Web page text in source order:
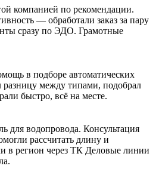
компанией по рекомендации.
— обработали заказ за пару
сразу по ЭДО. Грамотные
в подборе автоматических
между типами, подобрал
быстро, всё на месте.
для водопровода. Консультация
рассчитать длину и
в регион через ТК Деловые линии